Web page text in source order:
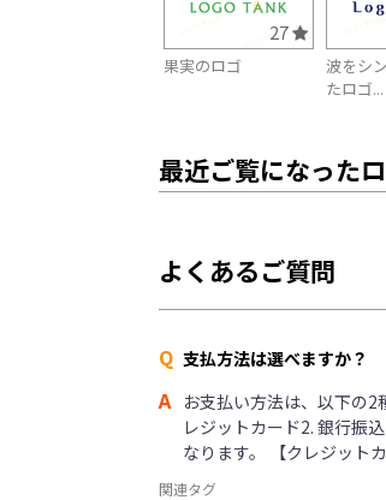
27
果実のロゴ
波をシ
たロゴ...
最近ご覧になった
よくあるご質問
Q 支払方法は選べますか？
A お支払い方法は、以下の2
レジットカード2. 銀行振
なります。 【クレジット
関連タグ